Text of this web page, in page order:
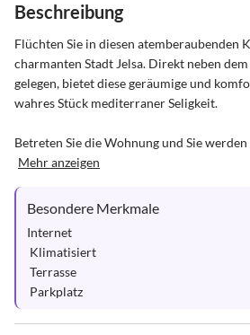
Beschreibung
Flüchten Sie in diesen atemberaubenden
charmanten Stadt Jelsa. Direkt neben
gelegen, bietet diese geräumige und
wahres Stück mediterraner Seligkeit.
Betreten Sie die Wohnung und Sie werden
Mehr anzeigen
Besondere Merkmale
Internet
Parkplatz